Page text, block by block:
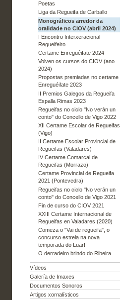
Poetas
Liga da Regueifa de Carballo
Monográficos arredor da
oralidade no CIOV (abril 2024)
I Encontro Interxeracional
Regueifeiro
Certame Enreguéifate 2024
Volven os cursos do CIOV (ano
2024)
Propostas premiadas no certame
Enreguéifate 2023
II Premios Galegos da Regueifa
Espalla Rimas 2023
Regueifas no ciclo "No verán un
conto" do Concello de Vigo 2022
XII Certame Escolar de Regueifas
(Vigo)
II Certame Escolar Provincial de
Regueifas (Valadares)
IV Certame Comarcal de
Regueifas (Morrazo)
Certame Provincial de Regueifa
2021 (Pontevedra)
Regueifas no ciclo "No verán un
conto" do Concello de Vigo 2021
Fin de curso do CIOV 2021
XXIII Certame Internacional de
Regueifas en Valadares (2020)
Comeza o "Vai de regueifa", o
concurso estrela na nova
temporada do Luar!
O derradeiro brindo do Ribeira
Vídeos
Galería de Imaxes
Documentos Sonoros
Artigos xornalísticos